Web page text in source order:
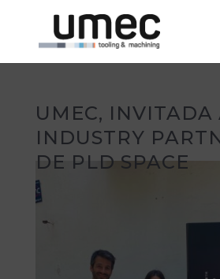
UMEC, INVITADA
INDUSTRY
DE PLD SPACE